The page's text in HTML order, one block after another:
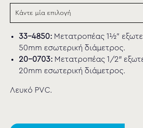
33-4850:Μετατροπέας 1½”
50mm εσωτερική διάμετρος.
20-0703:Μετατροπέας 1/2″
20mm εσωτερική διάμετρος.
Λευκό PVC.